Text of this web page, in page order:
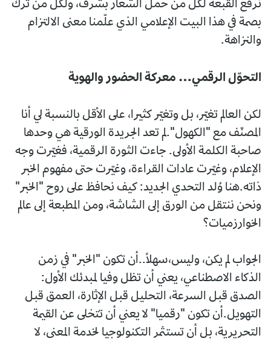
نرفع القبعة لكل من حمل الشعار بشرف، ولكل من ترك
بصمة في هذا البيت الإعلامي الذي علّمنا معنى الالتزام
والنزاهة.
التحوّل الرقمي… معركة الحضور والهوية
لكن العالم تغيّر، بل وتغيّر كثيرا، على الأقل بالنسبة لي أنا
المصنّف مع "الكهول".لم تعد الجريدة الورقية هي وحدها
صاحبة الكلمة الأولى. جاءت الثورة الرقمية، فغيّرت وجه
الإعلام، وغيّرت عادات القراءة، وغيّرت حتى مفهوم الخبر
ذاته.هنا وُلد التحدي الجديد: كيف نحافظ على روح "الخبر"
ونحن ننتقل من الورق إلى الشاشة، ومن المطبعة إلى عالم
الخوارزميات؟
الجواب لم يكن، وليس،سهلاً..أن تكون "الخبر" في زمن
الذكاء الاصطناعي، يعني أن تظل وفيا لمبدئك الأول:
الصدق قبل السرعة، التحليل قبل الإثارة، العمق قبل
التهويل.أن تكون "رقميا" لا يعني أن تتخلى عن القيمة
التحريرية، بل أن تستثمر التكنولوجيا لخدمة المعنى، لا